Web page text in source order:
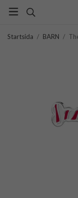
Startsida / BARN /